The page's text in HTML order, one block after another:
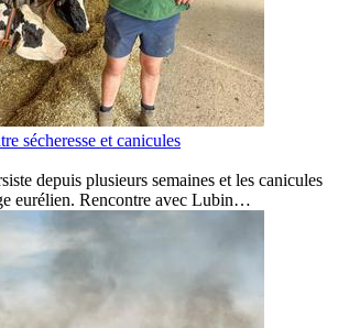
sécheresse et canicules
depuis plusieurs semaines et les canicules
eurélien. Rencontre avec Lubin…